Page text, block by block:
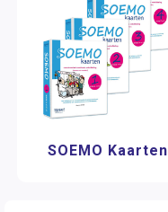
SOEMO Kaarten